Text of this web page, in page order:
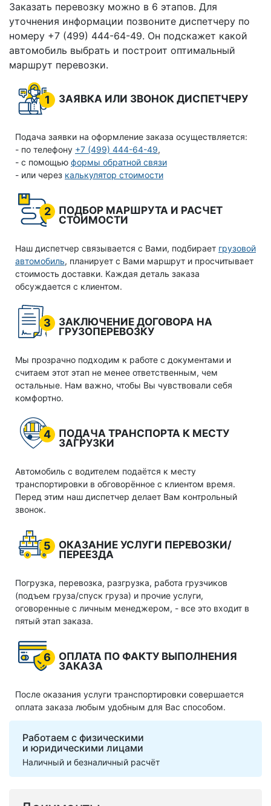
Заказать перевозку можно в 6 этапов. Для
уточнения информации позвоните диспетчеру по
номеру +7 (499) 444-64-49. Он подскажет какой
автомобиль выбрать и построит оптимальный
маршрут перевозки.
1 ЗАЯВКА ИЛИ ЗВОНОК ДИСПЕТЧЕРУ
Подача заявки на оформление заказа осуществляется:
- по телефону +7 (499) 444-64-49,
- с помощью формы обратной связи
- или через калькулятор стоимости
2
ПОДБОР МАРШРУТА И РАСЧЕТ
СТОИМОСТИ
Наш диспетчер связывается с Вами, подбирает грузовой
автомобиль, планирует с Вами маршрут и просчитывает
стоимость доставки. Каждая деталь заказа
обсуждается с клиентом.
3
ЗАКЛЮЧЕНИЕ ДОГОВОРА НА
ГРУЗОПЕРЕВОЗКУ
Мы прозрачно подходим к работе с документами и
считаем этот этап не менее ответственным, чем
остальные. Нам важно, чтобы Вы чувствовали себя
комфортно.
4
ПОДАЧА ТРАНСПОРТА К МЕСТУ
ЗАГРУЗКИ
Автомобиль с водителем подаётся к месту
транспортировки в обговорённое с клиентом время.
Перед этим наш диспетчер делает Вам контрольный
звонок.
5
ОКАЗАНИЕ УСЛУГИ ПЕРЕВОЗКИ/
ПЕРЕЕЗДА
Погрузка, перевозка, разгрузка, работа грузчиков
(подъем груза/спуск груза) и прочие услуги,
оговоренные с личным менеджером, - все это входит в
пятый этап заказа.
6
ОПЛАТА ПО ФАКТУ ВЫПОЛНЕНИЯ
ЗАКАЗА
После оказания услуги транспортировки совершается
оплата заказа любым удобным для Вас способом.
Работаем с физическими
и юридическими лицами
Наличный и безналичный расчёт